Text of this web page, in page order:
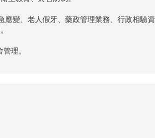
變、老人假牙、藥政管理業務、行政相驗資
理。